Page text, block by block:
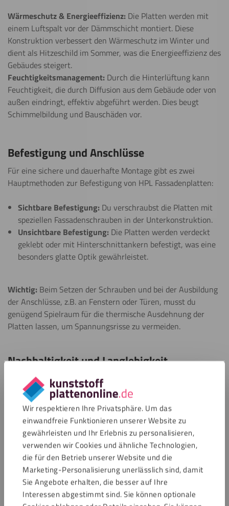
Wir respektieren Ihre Privatsphäre. Um das
einwandfreie Funktionieren unserer Website zu
gewährleisten und Ihr Erlebnis zu personalisieren,
verwenden wir Cookies und ähnliche Technologien,
die für den Betrieb unserer Website und die
Marketing-Personalisierung unerlässlich sind, damit
Sie Angebote erhalten, die besser auf Ihre
Interessen abgestimmt sind. Sie können optionale
Wärmeschutz & Energieeffizienz: Die Platten werden mit
einem Luftspalt vor der Dämmschicht montiert. Diese
Konstruktion verbessert den Wärmeschutz im Winter und
dient als Hitzeschild im Sommer, was die Energieeffizienz des
Gebäudes steigert.
Feuchtigkeitsmanagement: Durch die Hinterlüftung kann
Feuchtigkeit, die durch Diffusion aus dem Gebäude oder von
außen eindringt, effektiv abgeführt werden. Dies beugt
Schimmelbildung und Bauschäden vor.
Befestigung und Anschlüsse
Für eine sichere und dauerhafte Montage gibt es zwei
Hauptmethoden zur Befestigung von HPL Fassadenplatten:
Sichtbare Befestigung: Du verschraubst die Platten mit
speziellen Fassadenschrauben in der Unterkonstruktion.
Unsichtbare Befestigung: Die Platten werden verdeckt
geklebt oder mit Hinterschnittankern befestigt, was eine
besonders glatte Optik gewährleistet.
Wichtig: Beim Setzen der Schrauben und bei der Ausbildung
der Anschlüsse, z.B. an Fenstern oder Türen, musst du
genügend Spielraum für die thermische Ausdehnung der
Platten lassen, um Spannungsrisse zu vermeiden.
Nachhaltigkeit und Langlebigkeit
Aspekte wie Langlebigkeit und Umweltverträglichkeit spielen
bei der Wahl des Fassadenmaterials eine immer größere
Rolle.
HPL ist ein Investment, das sich auszahlt. Die hohe
Materialqualität gewährleistet eine Lebensdauer von mehr
als 30 Jahren.
Wartungsfreundlich:Die geringe Notwendigkeit der
Wartung reduziert langfristig Kosten und
Ressourcenverbrauch.